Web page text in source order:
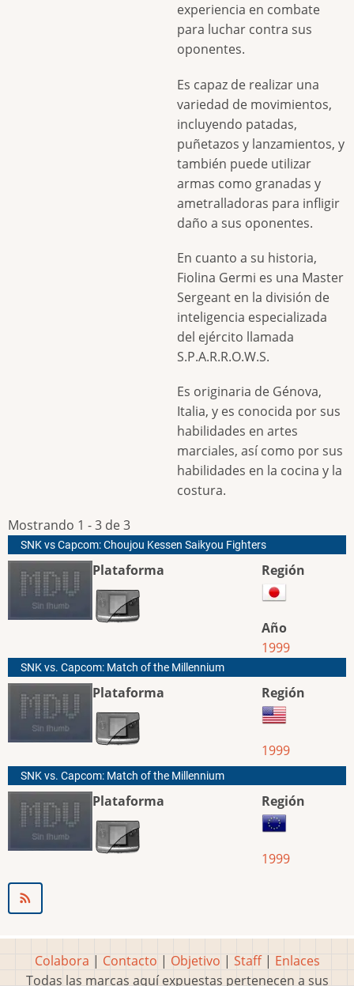
experiencia en combate
para luchar contra sus
oponentes.
Es capaz de realizar una
variedad de movimientos,
incluyendo patadas,
puñetazos y lanzamientos, y
también puede utilizar
armas como granadas y
ametralladoras para infligir
daño a sus oponentes.
En cuanto a su historia,
Fiolina Germi es una Master
Sergeant en la división de
inteligencia especializada
del ejército llamada
S.P.A.R.R.O.W.S.
Es originaria de Génova,
Italia, y es conocida por sus
habilidades en artes
marciales, así como por sus
habilidades en la cocina y la
costura.
Mostrando 1 - 3 de 3
SNK vs Capcom: Choujou Kessen Saikyou Fighters
Plataforma Región
Año
1999
SNK vs. Capcom: Match of the Millennium
Plataforma Región
1999
SNK vs. Capcom: Match of the Millennium
Plataforma Región
1999
Colabora | Contacto | Objetivo | Staff| Enlaces
Todas las marcas aquí expuestas pertenecen a sus